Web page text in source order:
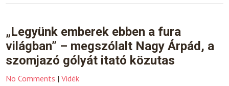
„Legyünk emberek ebben a fura
világban” – megszólalt Nagy Árpád, a
szomjazó gólyát itató közutas
No Comments |Vidék